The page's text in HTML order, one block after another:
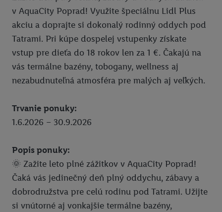
InstaGYM
Ksebe dalsie sedenia
Ksebe prve sedenie
Union zľava 10 % na PZP a havarijné poistenie
Zľava 10 % na krátkodobé cestovné poistenie
Union zľava na poistenie onkologických chorôb
Zľava 10 % na celoročné cestovné poistenie
Súťaže
Click & Pick
v AquaCity Poprad! Využite špeciálnu Lidl Plus
akciu a doprajte si dokonalý rodinný oddych pod
Tatrami. Pri kúpe dospelej vstupenky získate
vstup pre dieťa do 18 rokov len za 1 €. Čakajú na
vás termálne bazény, tobogany, wellness aj
nezabudnuteľná atmosféra pre malých aj veľkých.
Trvanie ponuky:
1.6.2026 – 30.9.2026
Popis ponuky:
🌞 Zažite leto plné zážitkov v AquaCity Poprad!
Čaká vás jedinečný deň plný oddychu, zábavy a
dobrodružstva pre celú rodinu pod Tatrami. Užijte
si vnútorné aj vonkajšie termálne bazény,